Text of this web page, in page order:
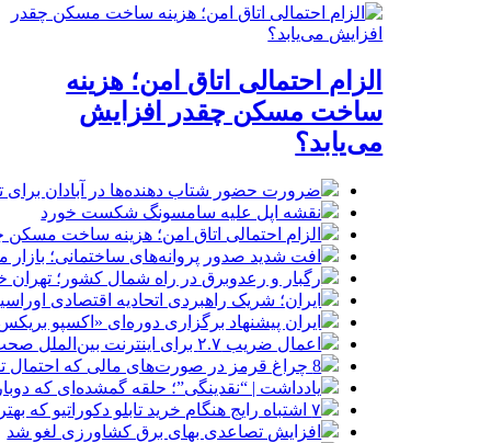
الزام احتمالی اتاق امن؛ هزینه
ساخت مسکن چقدر افزایش
می‌یابد؟
ضرورت حضور شتاب ‌دهنده‌ها در آبادان
نقشه اپل علیه سامسونگ شکست خورد
الزام احتمالی اتاق امن؛ هزینه ساخت مسکن
افت شدید صدور پروانه‌های ساختمانی؛
رگبار و رعدوبرق در راه شمال کشور؛
ایران؛ شریک راهبردی اتحادیه اقتصادی
ایران پیشنهاد برگزاری دوره‌ای «اکسپو
اعمال ضریب ۲.۷ برای اینترنت بین‌الملل صحت دارد؟ / واکنش سازمان تنظیم مقررات
8 چراغ قرمز در صورت‌های مالی که احتمال تقلب را آشکار می‌کند
یادداشت | “نقدینگی”؛ حلقه گمشده‌ای که
۷ اشتباه رایج هنگام خرید تابلو دکوراتیو که بهتر است مرتکب نشوید
افزایش تصاعدی بهای برق کشاورزی لغو شد